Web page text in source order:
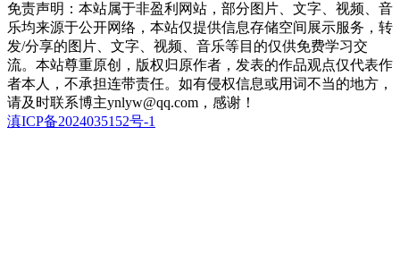
免责声明：本站属于非盈利网站，部分图片、文字、视频、音
乐均来源于公开网络，本站仅提供信息存储空间展示服务，转
发/分享的图片、文字、视频、音乐等目的仅供免费学习交
流。本站尊重原创，版权归原作者，发表的作品观点仅代表作
者本人，不承担连带责任。如有侵权信息或用词不当的地方，
请及时联系博主ynlyw@qq.com，感谢！
滇ICP备2024035152号-1